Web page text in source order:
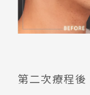
第二次療程